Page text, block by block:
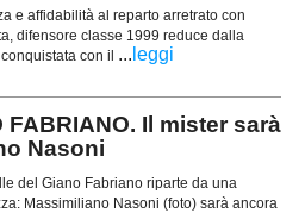
e affidabilità al reparto arretrato con
difensore classe 1999 reduce dalla
con il ... leggi
FABRIANO. Il mister sarà
Nasoni
del Giano Fabriano riparte da una
Massimiliano Nasoni (foto) sarà ancora